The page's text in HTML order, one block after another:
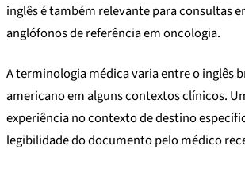
inglês é também relevante para consultas
anglófonos de referência em oncologia.
A terminologia médica varia entre o inglês
americano em alguns contextos clínicos.
experiência no contexto de destino
legibilidade do documento pelo médico